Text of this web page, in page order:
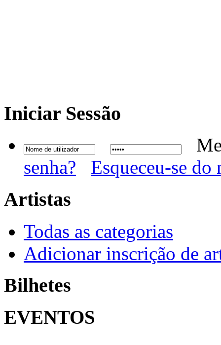
Iniciar Sessão
senha?
Esqueceu-se
Artistas
Todas as categorias
Adicionar inscrição de
Bilhetes
EVENTOS